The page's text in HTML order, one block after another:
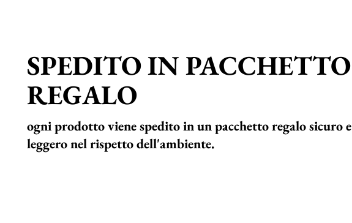
SPEDITO IN PACCHETTO
REGALO
ogni prodotto viene spedito in un pacchetto regalo sicuro e
leggero nel rispetto dell'ambiente.